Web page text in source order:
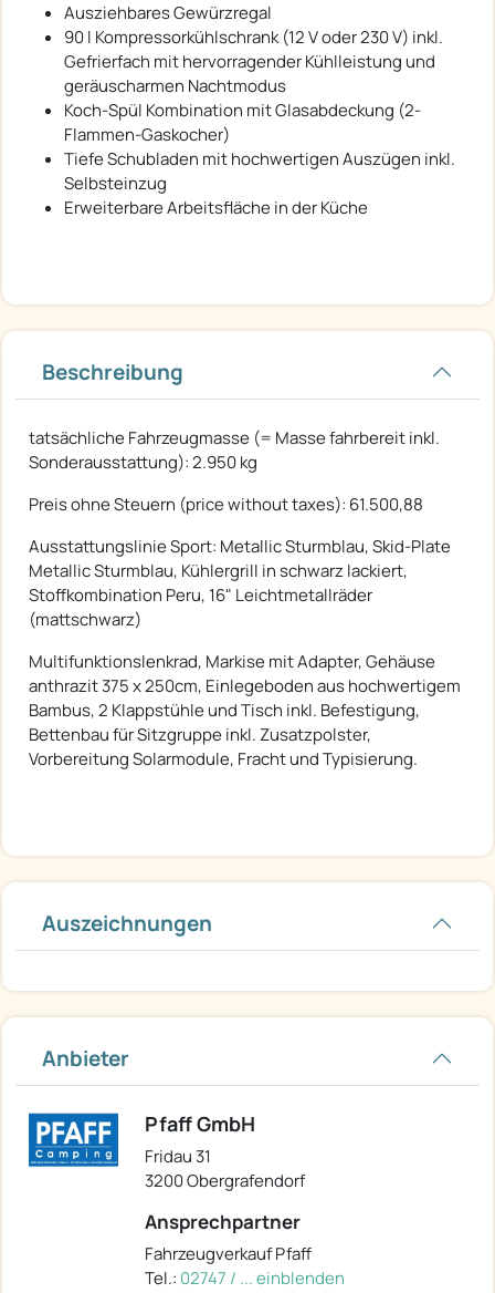
Ausziehbares Gewürzregal
90 l Kompressorkühlschrank (12 V oder 230 V) inkl.
Gefrierfach mit hervorragender Kühlleistung und
geräuscharmen Nachtmodus
Koch-Spül Kombination mit Glasabdeckung (2-
Flammen-Gaskocher)
Tiefe Schubladen mit hochwertigen Auszügen inkl.
Selbsteinzug
Erweiterbare Arbeitsfläche in der Küche
Beschreibung
tatsächliche Fahrzeugmasse (= Masse fahrbereit inkl.
Sonderausstattung): 2.950 kg
Preis ohne Steuern (price without taxes): 61.500,88
Ausstattungslinie Sport: Metallic Sturmblau, Skid-Plate
Metallic Sturmblau, Kühlergrill in schwarz lackiert,
Stoffkombination Peru, 16" Leichtmetallräder
(mattschwarz)
Multifunktionslenkrad, Markise mit Adapter, Gehäuse
anthrazit 375 x 250cm, Einlegeboden aus hochwertigem
Bambus, 2 Klappstühle und Tisch inkl. Befestigung,
Bettenbau für Sitzgruppe inkl. Zusatzpolster,
Vorbereitung Solarmodule, Fracht und Typisierung.
Auszeichnungen
Anbieter
Pfaff GmbH
Fridau 31
3200 Obergrafendorf
Ansprechpartner
Fahrzeugverkauf Pfaff
Tel.: 02747 / ... einblenden